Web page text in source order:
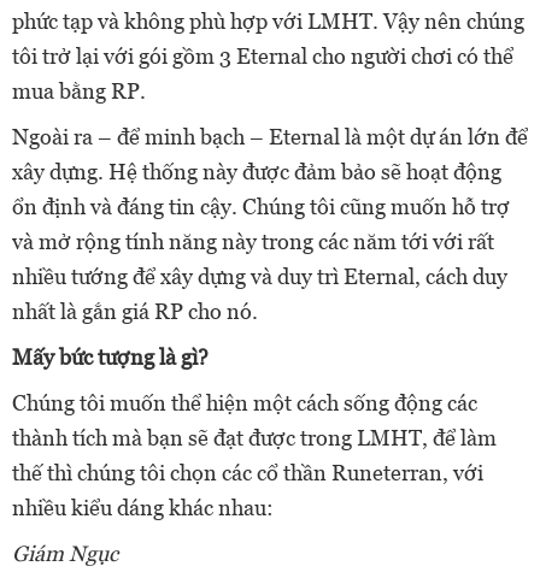
phức tạp và không phù hợp với LMHT. Vậy nên chúng
tôi trở lại với gói gồm 3 Eternal cho người chơi có thể
mua bằng RP.
Ngoài ra – để minh bạch – Eternal là một dự án lớn để
xây dựng. Hệ thống này được đảm bảo sẽ hoạt động
ổn định và đáng tin cậy. Chúng tôi cũng muốn hỗ trợ
và mở rộng tính năng này trong các năm tới với rất
nhiều tướng để xây dựng và duy trì Eternal, cách duy
nhất là gắn giá RP cho nó.
Mấy bức tượng là gì?
Chúng tôi muốn thể hiện một cách sống động các
thành tích mà bạn sẽ đạt được trong LMHT, để làm
thế thì chúng tôi chọn các cổ thần Runeterran, với
nhiều kiểu dáng khác nhau:
Giám Ngục